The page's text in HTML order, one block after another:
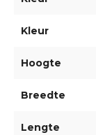
Kleur
Hoogte
Breedte
Lengte